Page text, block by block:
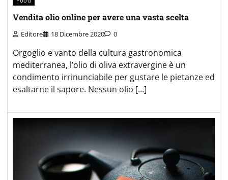
Vendita olio online per avere una vasta scelta
Editore 18 Dicembre 2020 0
Orgoglio e vanto della cultura gastronomica
mediterranea, l’olio di oliva extravergine è un
condimento irrinunciabile per gustare le pietanze ed
esaltarne il sapore. Nessun olio […]